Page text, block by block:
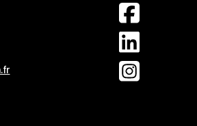
Image
Image
Image